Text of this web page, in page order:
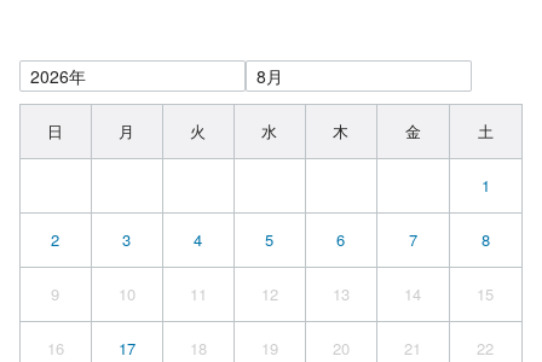
日 月 火 水 木 金 土
1
2 3 4 5 6 7 8
9 10 11 12 13 14 15
16 17 18 19 20 21 22